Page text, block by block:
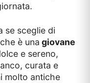
se sceglie di
è una giovane
e sereno,
curata e
molto antiche